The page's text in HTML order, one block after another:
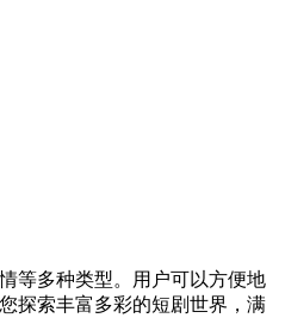
等多种类型。用户可以方便地
探索丰富多彩的短剧世界，满